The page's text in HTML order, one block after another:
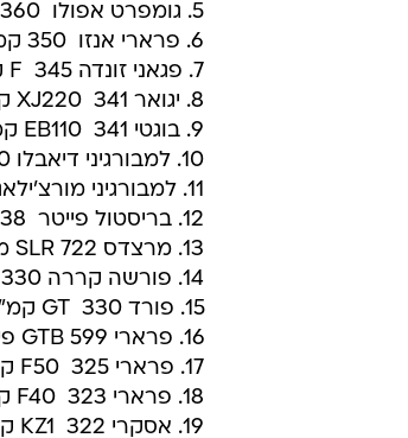
5. גומפרט אפולו  360 קמ"ש
6. פרארי אנזו  350 קמ"ש
7. פגאני זונדה F  345 קמ"ש
8. יגואר XJ220  341 קמ"ש
9. בוגטי EB110  341 קמ"ש
10. למבורגיני דיאבלו GT  340 קמ"ש
11. למבורגיני מורצ'ילאגו LP640  340 קמ"ש
12. בריסטול פייטר  338 קמ"ש
13. מרצדס SLR 722 מקלארן  336 קמ"ש
14. פורשה קררה GT  330 קמ"ש
15. פורד GT  330 קמ"ש
16. פרארי 599 GTB פיורנו  330 קמ"ש
17. פרארי F50  325 קמ"ש
18. פרארי F40  323 קמ"ש
19. אסקרי KZ1  322 קמ"ש